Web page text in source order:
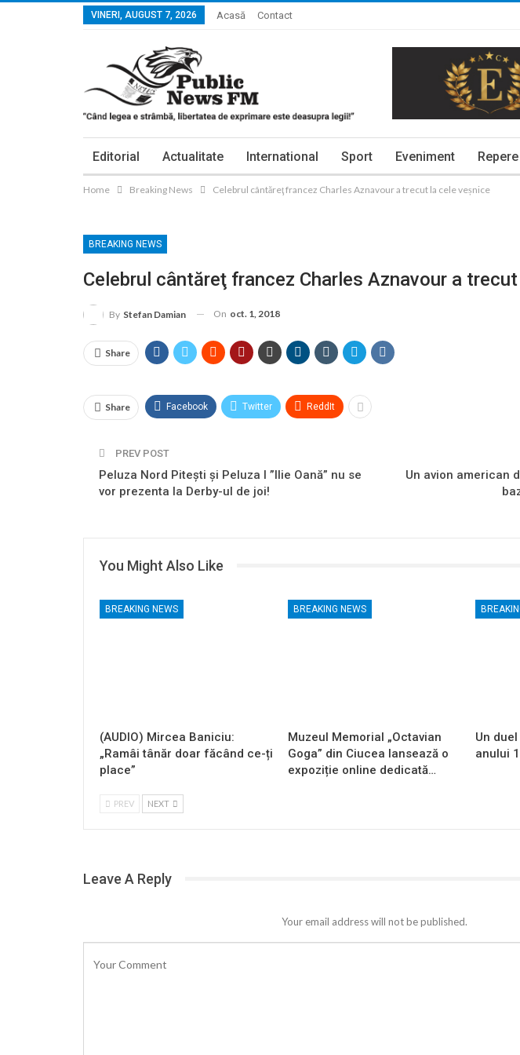
VINERI, AUGUST 7, 2026 Acasă Contact
Editorial Actualitate International Sport Eveniment Repere
Home Breaking News Celebrul cântăreţ francez Charles Aznavour a trecut la cele veșnice
BREAKING NEWS
Celebrul cântăreţ francez Charles Aznavour a
By Stefan Damian On oct. 1, 2018
Share
Share Facebook Twitter ReddIt
PREV POST
Peluza Nord Pitești și Peluza l ”Ilie Oană” nu se
vor prezenta la Derby-ul de joi!
Un avion american
You Might Also Like
BREAKING NEWS
(AUDIO) Mircea Baniciu:
„Ramâi tânăr doar făcând ce-ți
place”
BREAKING NEWS
Muzeul Memorial „Octavian
Goga” din Ciucea lansează o
expoziție online dedicată…
Un
anului
PREV NEXT
Leave A Reply
Your email address will not be published.